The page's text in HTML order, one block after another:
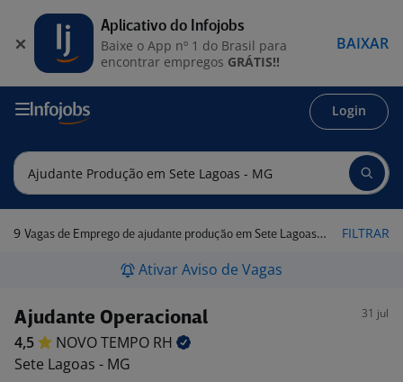
Login
9 Vagas de Emprego de ajudante produção em Sete Lagoas - MG FILTRAR
Ativar Aviso de Vagas
Ajudante Operacional 31 jul
4,5 NOVO TEMPO RH
Sete Lagoas - MG
Aplicativo do Infojobs
Baixe o App nº 1 do Brasil para
encontrar empregos GRÁTIS!!
BAIXAR